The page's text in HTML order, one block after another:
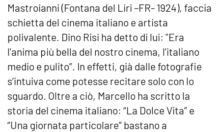
Mastroianni (Fontana del Liri –FR- 1924), faccia
schietta del cinema italiano e artista
polivalente. Dino Risi ha detto di lui: "Era
l'anima più bella del nostro cinema, l'italiano
medio e pulito”. In effetti, già dalle fotografie
s’intuiva come potesse recitare solo con lo
sguardo. Oltre a ciò, Marcello ha scritto la
storia del cinema italiano: “La Dolce Vita” e
“Una giornata particolare” bastano a